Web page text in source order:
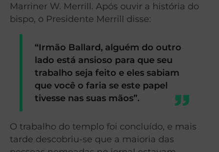
Marriner W. Merrill. Após ouvir a história do
bispo, o Presidente Merrill disse:
“Irmão Ballard, alguém do outro
lado está ansioso para que seu
trabalho seja feito e eles sabiam
que você o faria se este papel
tivesse nas suas mãos”.
O trabalho do templo foi concluído, e mais
tarde descobriu-se que a maioria das